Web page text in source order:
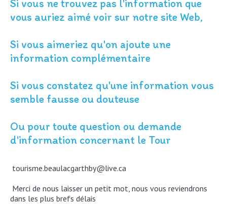
Si vous ne trouvez pas l'information que
vous auriez aimé voir sur notre site Web,
Si vous aimeriez qu'on ajoute une
information complémentaire
Si vous constatez qu'une information vous
semble fausse ou douteuse
Ou pour toute question ou demande
d'information concernant le Tour
tourisme.beaulacgarthby@live.ca
Merci de nous laisser un petit mot, nous vous reviendrons
dans les plus brefs délais